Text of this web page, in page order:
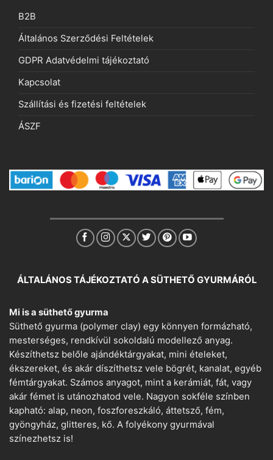
B2B
Általános Szerződési Feltételek
GDPR Adatvédelmi tájékoztató
Kapcsolat
Szállítási és fizetési feltételek
ÁSZF
ÁLTALÁNOS TÁJÉKOZTATÓ A SÜTHETŐ GYURMÁRÓL
Mi is a süthető gyurma
Süthető gyurma (polymer clay) egy könnyen formázható,
mesterséges, rendkívül sokoldalú modellező anyag.
Készíthetsz belőle ajándéktárgyakat, mini ételeket,
ékszereket, és akár díszíthetsz vele bögrét, kanalat, egyéb
fémtárgyakat. Számos anyagot, mint a kerámiát, fát, vagy
akár fémet is utánozhatod vele. Nagyon sokféle színben
kapható: alap, neon, foszforeszkáló, áttetsző, fém,
gyöngyház, glitteres, kő. A folyékony gyurmával
színezhetsz is!